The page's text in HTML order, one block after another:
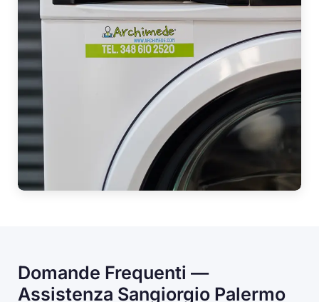
Domande Frequenti —
Assistenza Sangiorgio Palermo